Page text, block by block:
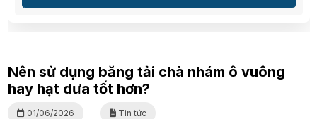
Nên sử dụng băng tải chà nhám ô vuông
hay hạt dưa tốt hơn?
01/06/2026 Tin tức